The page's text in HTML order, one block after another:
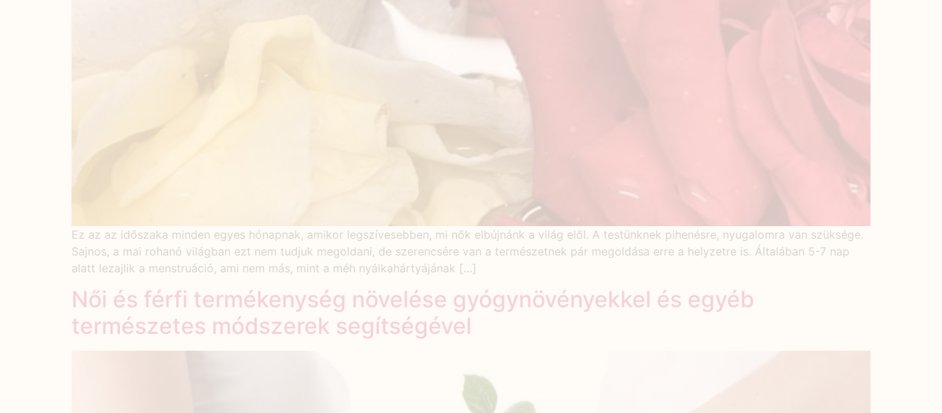
Ez az az időszaka minden egyes hónapnak, amikor legszívesebben, mi nők elbújnánk a világ elől. A testünknek pihenésre, nyugalomra van szüksége.
Sajnos, a mai rohanó világban ezt nem tudjuk megoldani, de szerencsére van a természetnek pár megoldása erre a helyzetre is. Általában 5-7 nap
alatt lezajlik a menstruáció, ami nem más, mint a méh nyálkahártyájának […]
Női és férfi termékenység növelése gyógynövényekkel és egyéb
természetes módszerek segítségével